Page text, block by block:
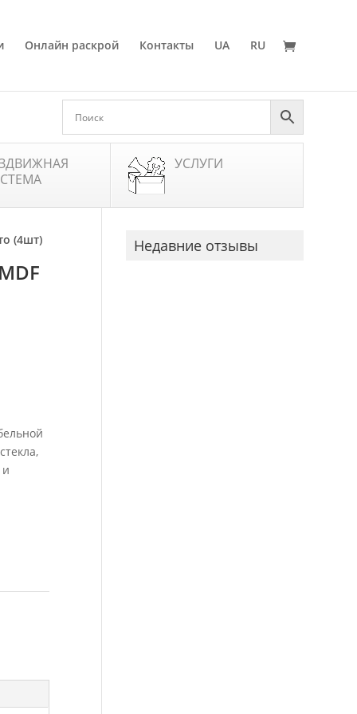
Онлайн раскрой Контакты UA RU
УСЛУГИ
(4шт) Недавние отзывы